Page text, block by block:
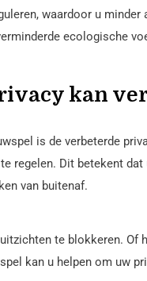
waardoor u
ecologische
kan
is de verbeterde
regelen. Dit betekent
van buitenaf.
te blokkeren. Of
kan u helpen om uw